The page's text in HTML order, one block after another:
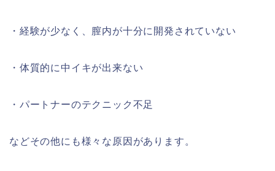
・経験が少なく、膣内が十分に開発されていない
・体質的に中イキが出来ない
・パートナーのテクニック不足
などその他にも様々な原因があります。